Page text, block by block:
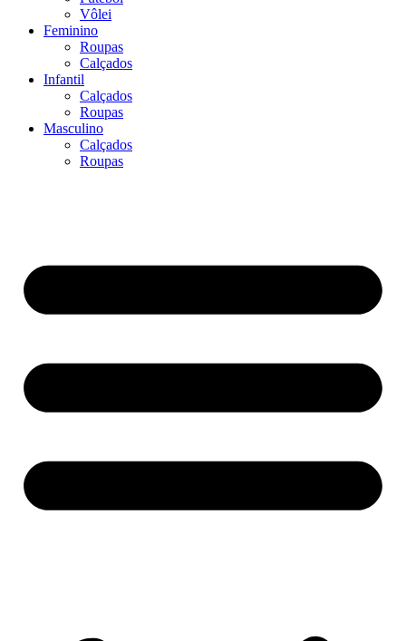
Vôlei
Feminino
Roupas
Calçados
Infantil
Calçados
Roupas
Masculino
Calçados
Roupas